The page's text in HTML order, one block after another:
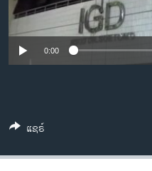
ຊີວິດຊາວລາວ
ຊຸມຊົນຊາວລາວ
ວິທະຍາສາດ-ເທັກໂນໂລຈີ
ພາສາອັງກິດ
0:00
ແຊຣ໌